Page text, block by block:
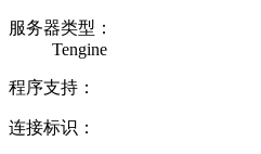
服务器类型：
Tengine
程序支持：
连接标识：